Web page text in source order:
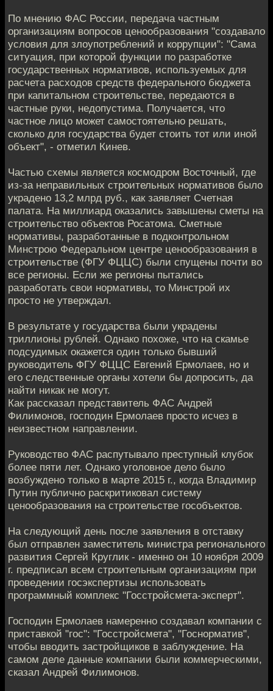
По мнению ФАС России, передача частным
организациям вопросов ценообразования "создавало
условия для злоупотреблений и коррупции": "Сама
ситуация, при которой функции по разработке
государственных нормативов, используемых для
расчета расходов средств федерального бюджета
при капитальном строительстве, передаются в
частные руки, недопустима. Получается, что
частное лицо может самостоятельно решать,
сколько для государства будет стоить тот или иной
объект", - отметил Кинев.
Частью схемы является космодром Восточный, где
из-за неправильных строительных нормативов было
украдено 13,2 млрд руб., как заявляет Счетная
палата. На миллиард оказались завышены сметы на
строительство объектов Росатома. Сметные
нормативы, разработанные в подконтрольном
Минстрою Федеральном центре ценообразования в
строительстве (ФГУ ФЦЦС) были спущены почти во
все регионы. Если же регионы пытались
разработать свои нормативы, то Минстрой их
просто не утверждал.
В результате у государства были украдены
триллионы рублей. Однако похоже, что на скамье
подсудимых окажется один только бывший
руководитель ФГУ ФЦЦС Евгений Ермолаев, но и
его следственные органы хотели бы допросить, да
найти никак не могут.
Как рассказал представитель ФАС Андрей
Филимонов, господин Ермолаев просто исчез в
неизвестном направлении.
Руководство ФАС распутывало преступный клубок
более пяти лет. Однако уголовное дело было
возбуждено только в марте 2015 г., когда Владимир
Путин публично раскритиковал систему
ценообразования на строительстве гособъектов.
На следующий день после заявления в отставку
был отправлен заместитель министра регионального
развития Сергей Круглик - именно он 10 ноября 2009
г. предписал всем строительным организациям при
проведении госэкспертизы использовать
программный комплекс "Госстройсмета-эксперт".
Господин Ермолаев намеренно создавал компании с
приставкой "гос": "Госстройсмета", "Госнорматив",
чтобы вводить застройщиков в заблуждение. На
самом деле данные компании были коммерческими,
сказал Андрей Филимонов.